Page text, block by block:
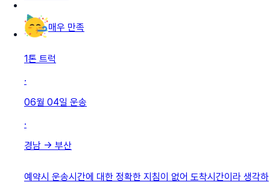
매우 만족
1톤 트럭
·
06월 04일 운송
·
경남 → 부산
예약시 운송시간에 대한 정확한 지침이 없어 도착시간이라 생각하